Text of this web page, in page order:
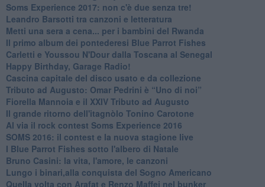
Soms Experience 2017: non c'è due senza tre!
​Leandro Barsotti tra canzoni e letteratura
​Metti una sera a cena... per i bambini del Rwanda
​Il primo album dei pontederesi Blue Parrot Fishes
Carletti e Youssou N'Dour dalla Toscana al Senegal
Happy Birthday, Garage Radio!
​Cascina capitale del disco usato e da collezione
Tributo ad Augusto: Omar Pedrini è “Uno di noi”
​Fiorella Mannoia e il XXIV Tributo ad Augusto
Il grande ritorno dell'itagnòlo Tonino Carotone
​Al via il rock contest Soms Experience 2016
​SOMS 2016: il contest e la nuova stagione live
I Blue Parrot Fishes sotto l'albero di Natale
Bruno Casini: la vita, l'amore, le canzoni
​Lungo i binari,alla conquista del Sogno Americano
​Quella volta con Arafat e Renzo Maffei nel bunker